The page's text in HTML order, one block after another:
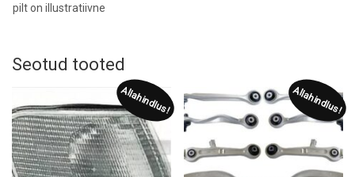
pilt on illustratiivne
Seotud tooted
Allahindlus! Allahindlus!